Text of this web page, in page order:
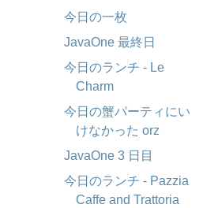
今日の一枚
JavaOne 最終日
今日のランチ - Le
Charm
今日の蟹パーティにい
けなかった orz
JavaOne 3 日目
今日のランチ - Pazzia
Caffe and Trattoria